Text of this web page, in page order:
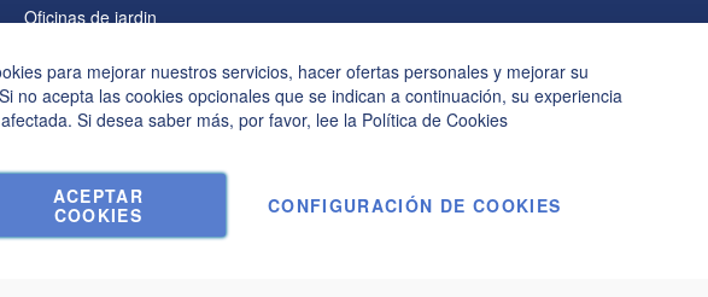
Oficinas de jardin
Casetas en forma de A
Bañeras de hidromasaje
para mejorar nuestros servicios, hacer ofertas personales y mejorar su
no acepta las cookies opcionales que se indican a continuación, su experiencia
Si desea saber más, por favor, lee la Política de Cookies
ACEPTAR
COOKIES
CONFIGURACIÓN DE COOKIES